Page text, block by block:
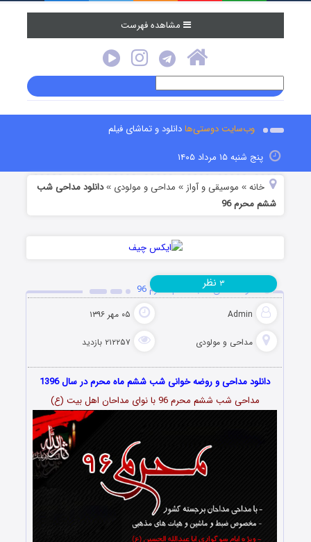
مشاهده فهرست
وب‌سایت دوستی‌هادانلود و تماشای فیلم
پنج شنبه ۱۵ مرداد ۱۴۰۵
خانه » موسیقی و آواز » مداحی و مولودی »دانلود مداحی شب
ششم محرم 96
دانلود مداحی شب ششم محرم 96
Admin ۰۵ مهر ۱۳۹۶
مداحی و مولودی ۲۱۲۲۵۷ بازدید
۳ نظر
دانلود مداحی و روضه خوانی شب ششم ماه محرم در سال 1396
مداحی شب ششم محرم 96 با نوای مداحان اهل بیت (ع)